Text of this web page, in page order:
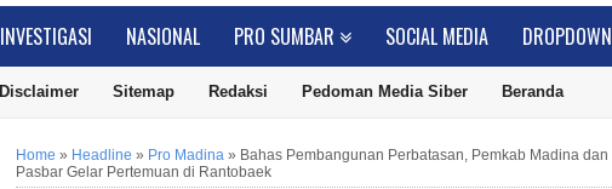
INVESTIGASI NASIONAL PRO SUMBAR SOCIAL MEDIA DROPDOWN
Disclaimer Sitemap Redaksi Pedoman Media Siber Beranda
Home » Headline » Pro Madina » Bahas Pembangunan Perbatasan, Pemkab Madina dan
Pasbar Gelar Pertemuan di Rantobaek